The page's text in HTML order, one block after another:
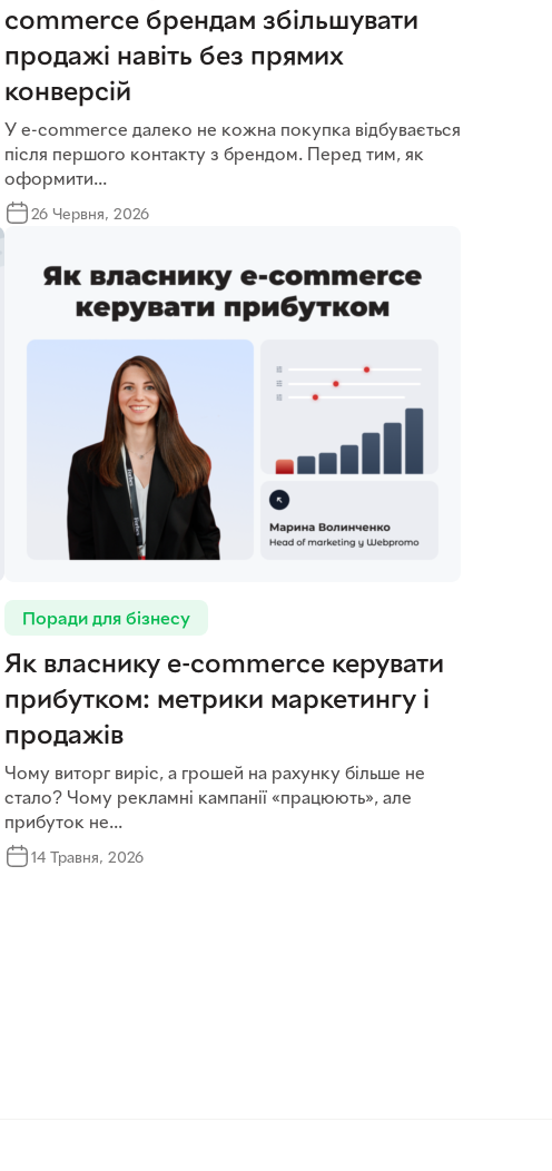
commerce брендам збільшувати
продажі навіть без прямих
конверсій
У e-commerce далеко не кожна покупка відбувається
після першого контакту з брендом. Перед тим, як
оформити...
26 Червня, 2026
Поради для бізнесу
Як власнику e-commerce керувати
прибутком: метрики маркетингу і
продажів
Чому виторг виріс, а грошей на рахунку більше не
стало? Чому рекламні кампанії «працюють», але
прибуток не...
14 Травня, 2026